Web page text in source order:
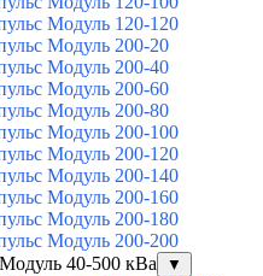
Модуль 120-120
Модуль 200-20
Модуль 200-40
Модуль 200-60
Модуль 200-80
Модуль 200-100
Модуль 200-120
Модуль 200-140
Модуль 200-160
Модуль 200-180
Модуль 200-200
40-500 кВа
▼